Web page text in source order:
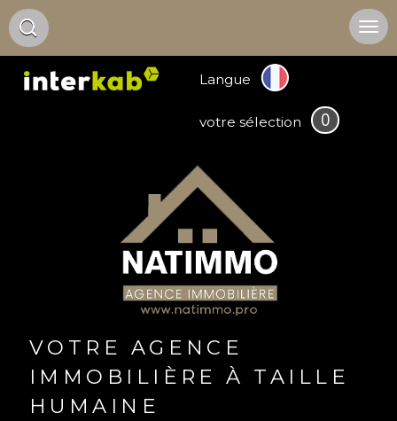
Langue
votre sélection 0
VOTRE AGENCE
IMMOBILIÈRE À TAILLE
HUMAINE